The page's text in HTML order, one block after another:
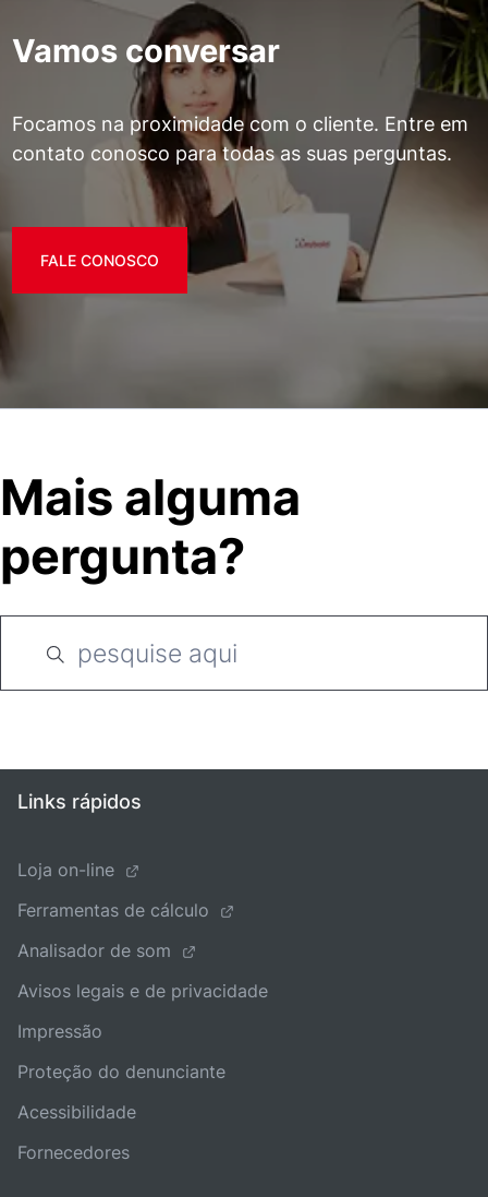
Vamos conversar
Focamos na proximidade com o cliente. Entre em
contato conosco para todas as suas perguntas.
FALE CONOSCO
Mais alguma
pergunta?
Links rápidos
Loja on-line
Ferramentas de cálculo
Analisador de som
Avisos legais e de privacidade
Impressão
Proteção do denunciante
Acessibilidade
Fornecedores